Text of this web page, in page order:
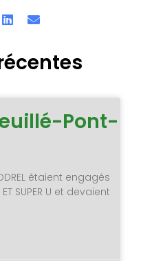
Pont-
étaient engagés
SUPER U et devaient